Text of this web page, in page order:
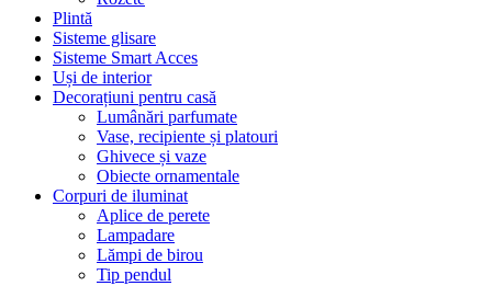
Plintă
Sisteme glisare
Sisteme Smart Acces
Uși de interior
Decorațiuni pentru casă
Lumânări parfumate
Vase, recipiente și platouri
Ghivece și vaze
Obiecte ornamentale
Corpuri de iluminat
Aplice de perete
Lampadare
Lămpi de birou
Tip pendul